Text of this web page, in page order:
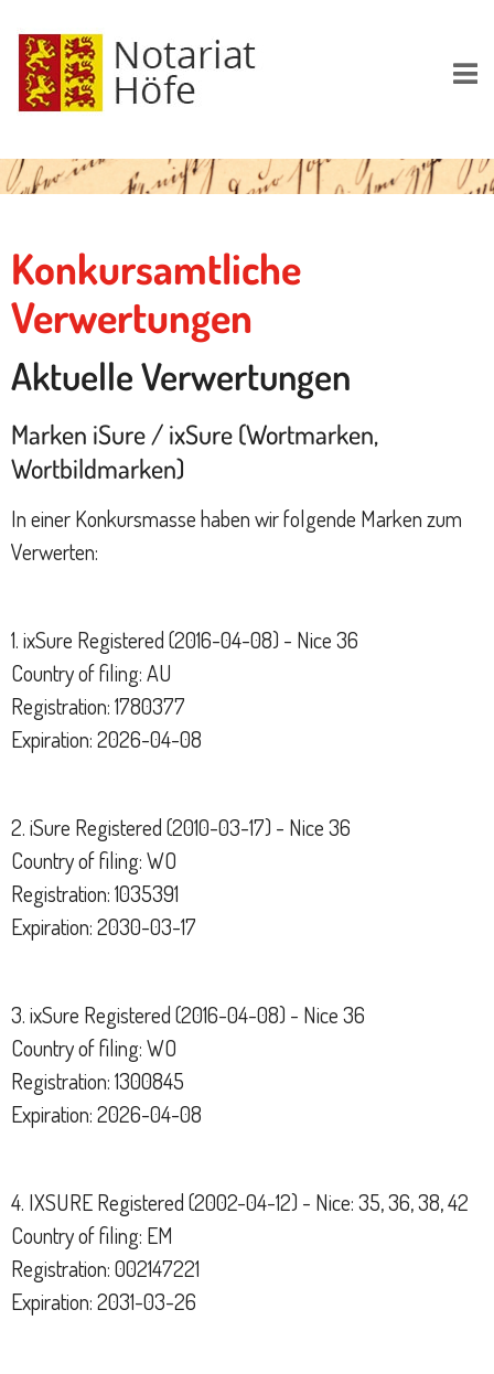
Konkursamtliche
Verwertungen
Aktuelle Verwertungen
Marken iSure / ixSure (Wortmarken,
Wortbildmarken)
In einer Konkursmasse haben wir folgende Marken zum
Verwerten:
1. ixSure Registered (2016-04-08) - Nice 36
Country of filing: AU
Registration: 1780377
Expiration: 2026-04-08
2. iSure Registered (2010-03-17) - Nice 36
Country of filing: WO
Registration: 1035391
Expiration: 2030-03-17
3. ixSure Registered (2016-04-08) - Nice 36
Country of filing: WO
Registration: 1300845
Expiration: 2026-04-08
4. IXSURE Registered (2002-04-12) - Nice: 35, 36, 38, 42
Country of filing: EM
Registration: 002147221
Expiration: 2031-03-26